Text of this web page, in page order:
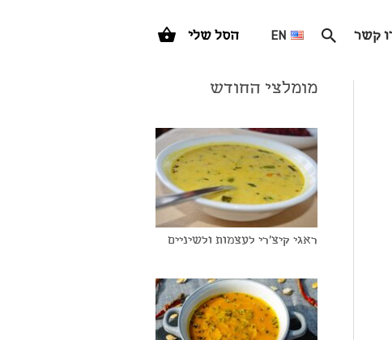
קשר EN הסל שלי
מומלצי החודש
ראגי קיצ'רי לעצמות ולשיניים